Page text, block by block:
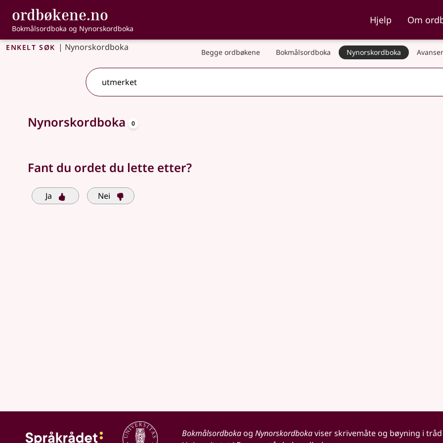
Gå til hovedinnhold
Tilgjengelighet
ordbøkene.no , Bokmålsordboka og Nynorskordboka
Bokmålsordboka og Nynorskordboka
Hjelp Om
Enkelt søk | Nynorskordboka Begge ordbøkene Bokmålsordboka Nynorskordboka
Søkeforslag tilgjengelige
Nynorskordboka 0
Fant du ordet du lette etter?
Ja Nei
Bokmålsordbokaog Nynorskordbokaviser skrivemåte og bøyning i